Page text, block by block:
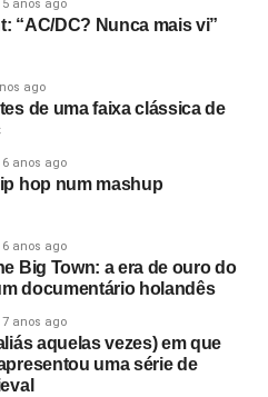
5 anos ago
“AC/DC? Nunca mais vi”
ago
de uma faixa clássica de
6 anos ago
hop num mashup
6 anos ago
Big Town: a era de ouro do
documentário holandês
7 anos ago
aquelas vezes) em que
uma série de